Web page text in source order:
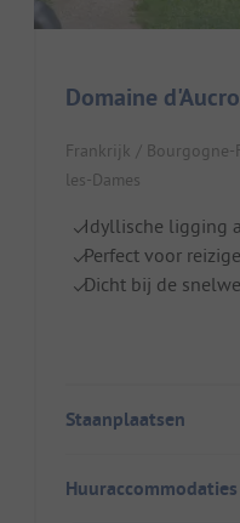
Domaine
Frankrijk / Bourgogne-
les-Dames
Idyllische ligging
Perfect voor
Dicht bij de
Staanplaatsen
Huuraccommodaties